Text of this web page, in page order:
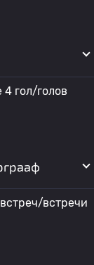
гол/голов
встречи